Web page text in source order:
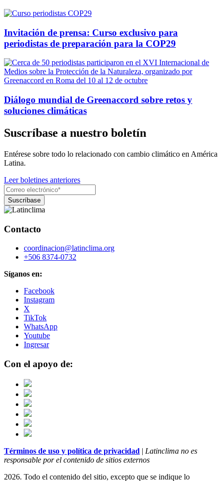
Invitación de prensa: Curso exclusivo para
periodistas de preparación para la COP29
Diálogo mundial de Greenaccord sobre retos y
soluciones climáticas
Suscríbase a nuestro boletín
Entérese sobre todo lo relacionado con cambio climático en América
Latina.
Leer boletines anteriores
Contacto
coordinacion@latinclima.org
+506 8374-0732
Síganos en:
Facebook
Instagram
X
TikTok
WhatsApp
Youtube
Ingresar
Con el apoyo de:
Términos de uso y política de privacidad | Latinclima no es
responsable por el contenido de sitios externos
2026. Todo el contenido del sitio, excepto que se indique lo